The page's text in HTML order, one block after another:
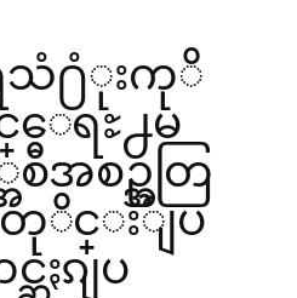
ရွသံ႐ံုးကုိ
ရႊ႕မ
စဥ္အတြ
တုိင္းျပ
ႏၵျပ